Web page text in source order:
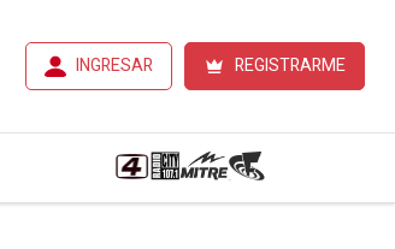
INGRESAR REGISTRARME